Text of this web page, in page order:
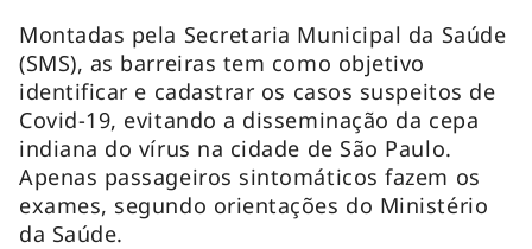
Montadas pela Secretaria Municipal da Saúde
(SMS), as barreiras tem como objetivo
identificar e cadastrar os casos suspeitos de
Covid-19, evitando a disseminação da cepa
indiana do vírus na cidade de São Paulo.
Apenas passageiros sintomáticos fazem os
exames, segundo orientações do Ministério
da Saúde.